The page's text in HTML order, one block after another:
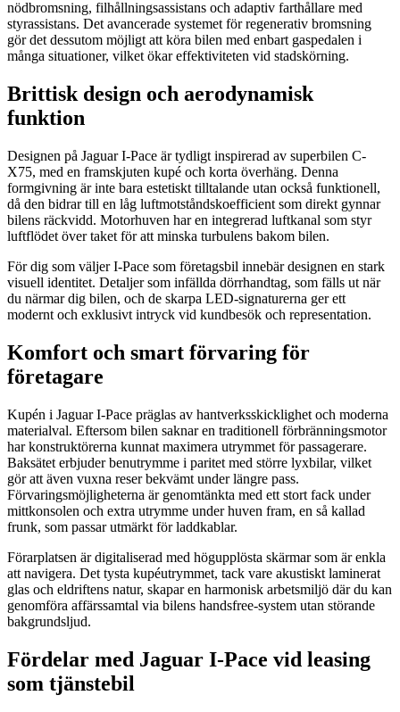
nödbromsning, filhållningsassistans och adaptiv farthållare med
styrassistans. Det avancerade systemet för regenerativ bromsning
gör det dessutom möjligt att köra bilen med enbart gaspedalen i
många situationer, vilket ökar effektiviteten vid stadskörning.
Brittisk design och aerodynamisk
funktion
Designen på Jaguar I-Pace är tydligt inspirerad av superbilen C-
X75, med en framskjuten kupé och korta överhäng. Denna
formgivning är inte bara estetiskt tilltalande utan också funktionell,
då den bidrar till en låg luftmotståndskoefficient som direkt gynnar
bilens räckvidd. Motorhuven har en integrerad luftkanal som styr
luftflödet över taket för att minska turbulens bakom bilen.
För dig som väljer I-Pace som företagsbil innebär designen en stark
visuell identitet. Detaljer som infällda dörrhandtag, som fälls ut när
du närmar dig bilen, och de skarpa LED-signaturerna ger ett
modernt och exklusivt intryck vid kundbesök och representation.
Komfort och smart förvaring för
företagare
Kupén i Jaguar I-Pace präglas av hantverksskicklighet och moderna
materialval. Eftersom bilen saknar en traditionell förbränningsmotor
har konstruktörerna kunnat maximera utrymmet för passagerare.
Baksätet erbjuder benutrymme i paritet med större lyxbilar, vilket
gör att även vuxna reser bekvämt under längre pass.
Förvaringsmöjligheterna är genomtänkta med ett stort fack under
mittkonsolen och extra utrymme under huven fram, en så kallad
frunk, som passar utmärkt för laddkablar.
Förarplatsen är digitaliserad med högupplösta skärmar som är enkla
att navigera. Det tysta kupéutrymmet, tack vare akustiskt laminerat
glas och eldriftens natur, skapar en harmonisk arbetsmiljö där du kan
genomföra affärssamtal via bilens handsfree-system utan störande
bakgrundsljud.
Fördelar med Jaguar I-Pace vid leasing
som tjänstebil